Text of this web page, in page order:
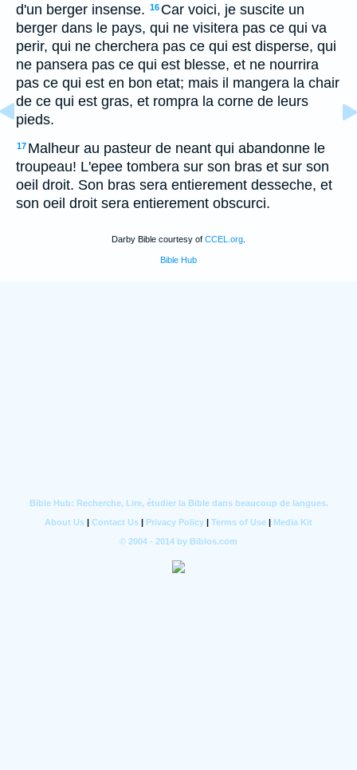
d'un berger insense. 16 Car voici, je suscite un
berger dans le pays, qui ne visitera pas ce qui va
perir, qui ne cherchera pas ce qui est disperse, qui
ne pansera pas ce qui est blesse, et ne nourrira
pas ce qui est en bon etat; mais il mangera la chair
de ce qui est gras, et rompra la corne de leurs
pieds.
17 Malheur au pasteur de neant qui abandonne le
troupeau! L'epee tombera sur son bras et sur son
oeil droit. Son bras sera entierement desseche, et
son oeil droit sera entierement obscurci.
Darby Bible courtesy of CCEL.org
Bible Hub